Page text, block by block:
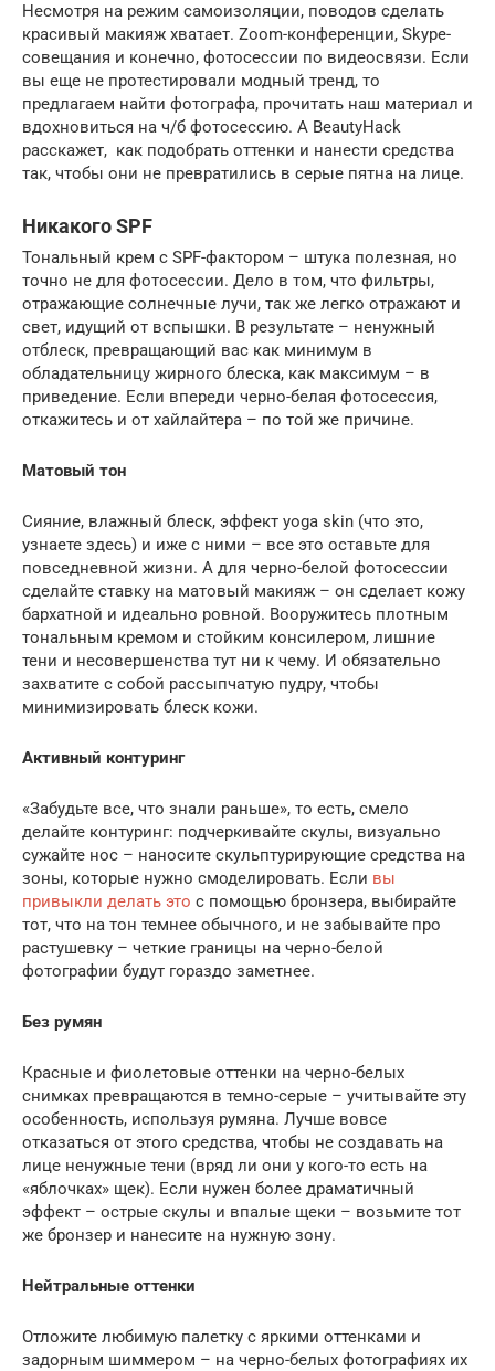
Несмотря на режим самоизоляции, поводов сделать
красивый макияж хватает. Zoom-конференции, Skype-
совещания и конечно, фотосессии по видеосвязи. Если
вы еще не протестировали модный тренд, то
предлагаем найти фотографа, прочитать наш материал и
вдохновиться на ч/б фотосессию. А BeautyHack
расскажет, как подобрать оттенки и нанести средства
так, чтобы они не превратились в серые пятна на лице.
НикакогоSPF
Тональный крем с SPF-фактором – штука полезная, но
точно не для фотосессии. Дело в том, что фильтры,
отражающие солнечные лучи, так же легко отражают и
свет, идущий от вспышки. В результате – ненужный
отблеск, превращающий вас как минимум в
обладательницу жирного блеска, как максимум – в
приведение. Если впереди черно-белая фотосессия,
откажитесь и от хайлайтера – по той же причине.
Матовый тон
Сияние, влажный блеск, эффект yoga skin (что это,
узнаете здесь) и иже с ними – все это оставьте для
повседневной жизни. А для черно-белой фотосессии
сделайте ставку на матовый макияж – он сделает кожу
бархатной и идеально ровной. Вооружитесь плотным
тональным кремом и стойким консилером, лишние
тени и несовершенства тут ни к чему. И обязательно
захватите с собой рассыпчатую пудру, чтобы
минимизировать блеск кожи.
Активный контуринг
«Забудьте все, что знали раньше», то есть, смело
делайте контуринг: подчеркивайте скулы, визуально
сужайте нос – наносите скульптурирующие средства на
зоны, которые нужно смоделировать. Если вы
привыкли делать это с помощью бронзера, выбирайте
тот, что на тон темнее обычного, и не забывайте про
растушевку – четкие границы на черно-белой
фотографии будут гораздо заметнее.
Без румян
Красные и фиолетовые оттенки на черно-белых
снимках превращаются в темно-серые – учитывайте эту
особенность, используя румяна. Лучше вовсе
отказаться от этого средства, чтобы не создавать на
лице ненужные тени (вряд ли они у кого-то есть на
«яблочках» щек). Если нужен более драматичный
эффект – острые скулы и впалые щеки – возьмите тот
же бронзер и нанесите на нужную зону.
Нейтральные оттенки
Отложите любимую палетку с яркими оттенками и
задорным шиммером – на черно-белых фотографиях их